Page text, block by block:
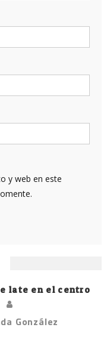
y web en este
late en el centro
González